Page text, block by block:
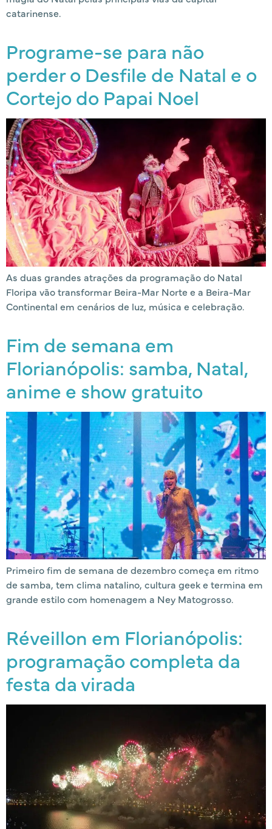
catarinense.
Programe-se para não
perder o Desfile de Natal e o
Cortejo do Papai Noel
As duas grandes atrações da programação do Natal
Floripa vão transformar Beira-Mar Norte e a Beira-Mar
Continental em cenários de luz, música e celebração.
Fim de semana em
Florianópolis: samba, Natal,
anime e show gratuito
Primeiro fim de semana de dezembro começa em ritmo
de samba, tem clima natalino, cultura geek e termina em
grande estilo com homenagem a Ney Matogrosso.
Réveillon em Florianópolis:
programação completa da
festa da virada